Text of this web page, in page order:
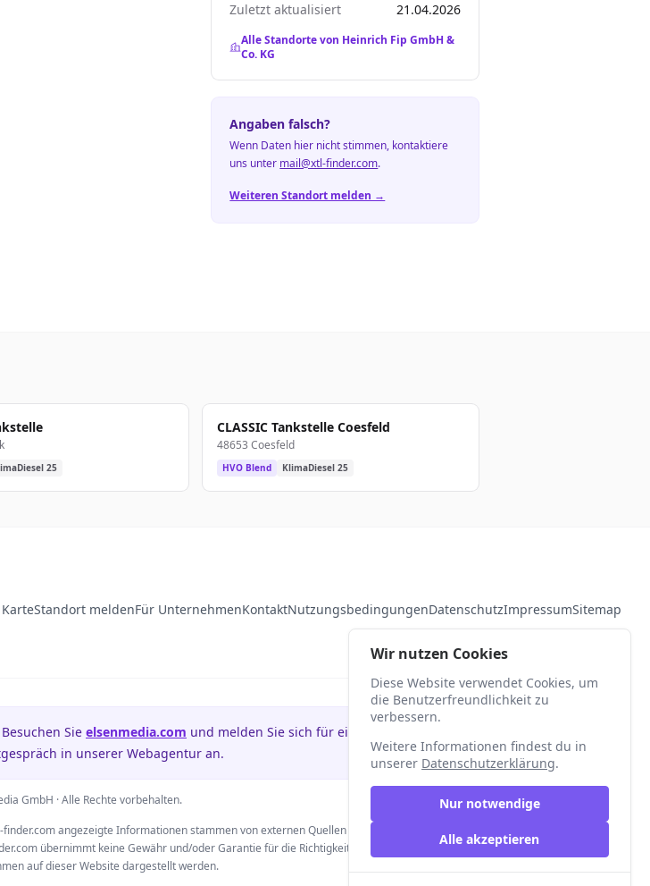
Zuletzt aktualisiert 21.04.2026
Alle Standorte von Heinrich Fip GmbH &
Co. KG
Angaben falsch?
Wenn Daten hier nicht stimmen, kontaktiere
uns unter mail@xtl-finder.com.
Weiteren Standort melden →
25
CLASSIC Tankstelle Coesfeld
48653 Coesfeld
HVO Blend KlimaDiesel 25
KarteStandort meldenFür UnternehmenKontaktNutzungsbedingungenDatenschutzImpressumSitemap
Sie elsenmedia.com und melden Sie sich für ein
in unserer Webagentur an.
GmbH · Alle Rechte vorbehalten.
angezeigte Informationen stammen von externen Quellen und Anbietern und
übernimmt keine Gewähr und/oder Garantie für die Richtigkeit der Angaben, die
auf dieser Website dargestellt werden.
Wir nutzen Cookies
Diese Website verwendet Cookies, um
die Benutzerfreundlichkeit zu
verbessern.
Weitere Informationen findest du in
unserer Datenschutzerklärung.
Nur notwendige
Alle akzeptieren